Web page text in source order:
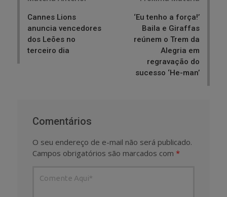
Cannes Lions
anuncia vencedores
dos Leões no
terceiro dia
‘Eu tenho a força!’
Baila e Giraffas
reúnem o Trem da
Alegria em
regravação do
sucesso ‘He-man’
Comentários
O seu endereço de e-mail não será publicado.
Campos obrigatórios são marcados com *